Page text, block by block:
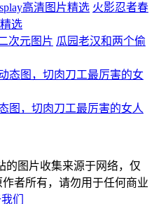
火影忍者春
选
瓜园老汉和两个偷
图，切肉刀工最厉害的女人
的图片收集来源于网络，仅
者所有，请勿用于任何商业
们